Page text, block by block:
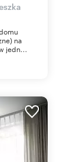
na
jedn...